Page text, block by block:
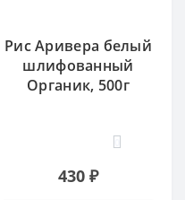
Рис Аривера белый
шлифованный
Органик, 500г
430 ₽